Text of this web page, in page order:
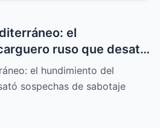
el
ruso que desató
nuclear
el hundimiento del
sospechas de sabotaje